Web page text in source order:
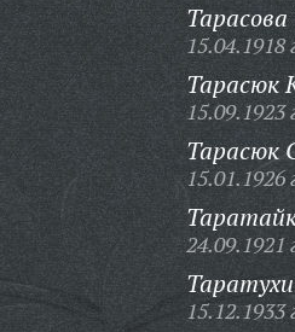
15.04.1918
Тарасюк
15.09.1923
Тарасюк
15.01.1926
24.09.1921
15.12.1933